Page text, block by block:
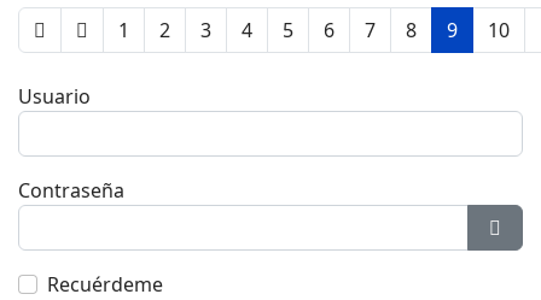
1 2 3 4 5 6 7 8 9 10
Usuario
Contraseña
Recuérdeme